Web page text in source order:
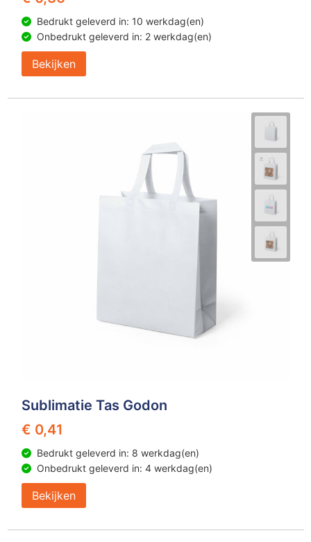
Bedrukt geleverd in: 10 werkdag(en)
Onbedrukt geleverd in: 2 werkdag(en)
Bekijken
Sublimatie Tas Godon
€ 0,41
Bedrukt geleverd in: 8 werkdag(en)
Onbedrukt geleverd in: 4 werkdag(en)
Bekijken